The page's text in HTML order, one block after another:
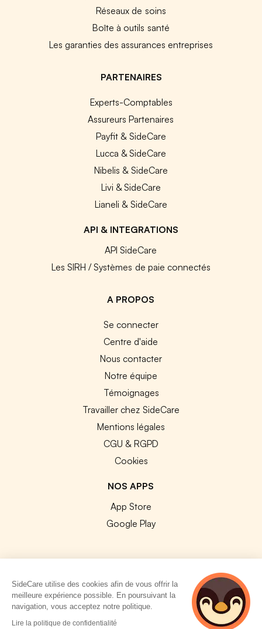
Réseaux de soins
Boîte à outils santé
Les garanties des assurances entreprises
PARTENAIRES
Experts-Comptables
Assureurs Partenaires
Payfit & SideCare
Lucca & SideCare
Nibelis & SideCare
Livi & SideCare
Lianeli & SideCare
API & INTEGRATIONS
API SideCare
Les SIRH / Systèmes de paie connectés
A PROPOS
Se connecter
Centre d'aide
Nous contacter
Notre équipe
Témoignages
Travailler chez SideCare
Mentions légales
CGU & RGPD
Cookies
NOS APPS
App Store
Google Play
© 2026 SideCare. Tous droits réservés.
SideCare utilise des cookies afin de vous offrir la
meilleure expérience possible. En poursuivant la
navigation, vous acceptez notre politique.
Lire la politique de confidentialité
4 personnes